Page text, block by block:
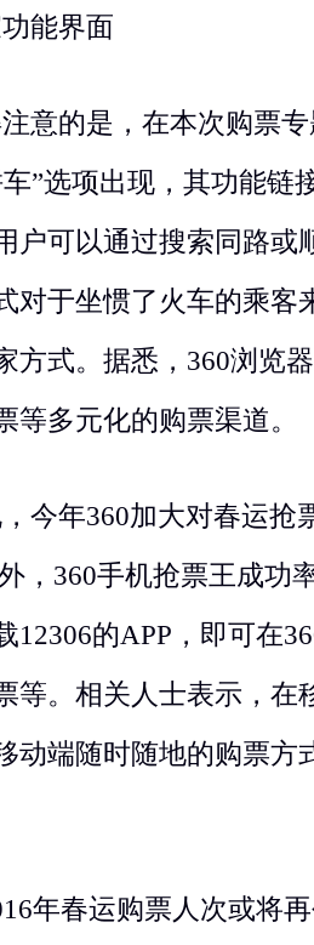
能界面
意的是，在本次购票
”选项出现，其功能链
户可以通过搜索同路或
对于坐惯了火车的乘客
方式。据悉，360浏览
等多元化的购票渠道。
今年360加大对春运抢
，360手机抢票王成功
12306的APP，即可在
等。相关人士表示，在
动端随时随地的购票方
年春运购票人次或将